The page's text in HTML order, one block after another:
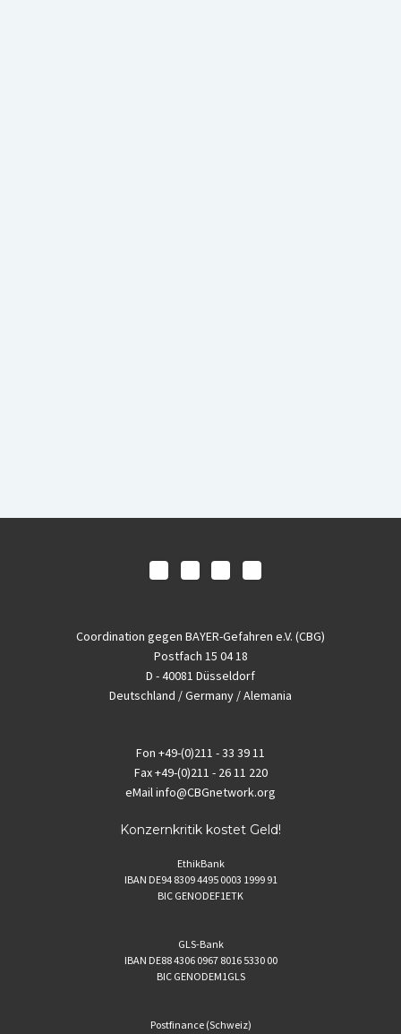
Coordination gegen BAYER-Gefahren e.V. (CBG)
Postfach 15 04 18
D - 40081 Düsseldorf
Deutschland / Germany / Alemania
Fon +49-(0)211 - 33 39 11
Fax+49-(0)211 - 26 11 220
eMailinfo@CBGnetwork.org
Konzernkritik kostet Geld!
EthikBank
IBAN DE94 8309 4495 0003 1999 91
BIC GENODEF1ETK
GLS-Bank
IBAN DE88 4306 0967 8016 5330 00
BIC GENODEM1GLS
Postfinance (Schweiz)